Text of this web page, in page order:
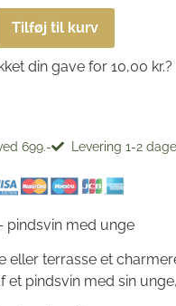
Tilføj til kurv
din gave for 10,00 kr.?
699.- Levering 1-2 dage
pindsvin med unge
eller terrasse et
et pindsvin med sin unge,